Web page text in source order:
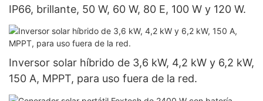
IP66, brillante, 50 W, 60 W, 80 E, 100 W y 120 W.
Inversor solar híbrido de 3,6 kW, 4,2 kW y 6,2 kW,
150 A, MPPT, para uso fuera de la red.